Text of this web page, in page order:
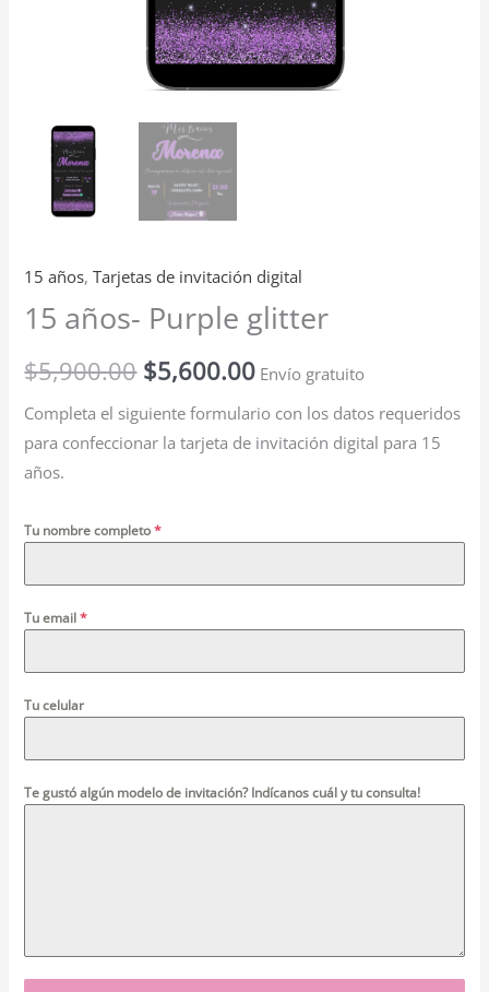
15 años,Tarjetas de invitación digital
15 años- Purple glitter
$5,900.00 $5,600.00 Envío gratuito
Completa el siguiente formulario con los datos requeridos
para confeccionar la tarjeta de invitación digital para 15
años.
Tu nombre completo*
Tu email*
Tu celular
Te gustó algún modelo de invitación? Indícanos cuál y tu consulta!